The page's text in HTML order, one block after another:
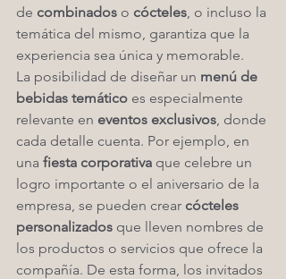
de combinados o cócteles, o incluso la
temática del mismo, garantiza que la
experiencia sea única y memorable.
La posibilidad de diseñar un menú de
bebidas temático es especialmente
relevante en eventos exclusivos, donde
cada detalle cuenta. Por ejemplo, en
una fiesta corporativa que celebre un
logro importante o el aniversario de la
empresa, se pueden crear cócteles
personalizados que lleven nombres de
los productos o servicios que ofrece la
compañía. De esta forma, los invitados